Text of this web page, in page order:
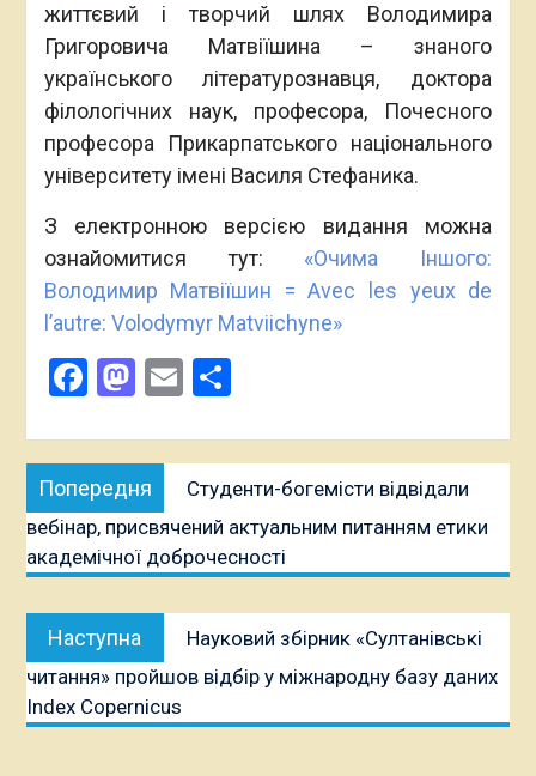
життєвий і творчий шлях Володимира
Григоровича Матвіїшина – знаного
українського літературознавця, доктора
філологічних наук, професора, Почесного
професора Прикарпатського національного
університету імені Василя Стефаника.
З електронною версією видання можна
ознайомитися тут: «Очима Іншого:
Володимир Матвіїшин = Avec les yeux de
l’autre: Volodymyr Matviichyne»
Facebook
Mastodon
EmailПоділитися
Навігація
записів
Попередня
публікація:
Студенти-богемісти відвідали
вебінар, присвячений актуальним питанням етики
академічної доброчесності
Наступна
публікація:
Науковий збірник «Султанівські
читання» пройшов відбір у міжнародну базу даних
Index Copernicus